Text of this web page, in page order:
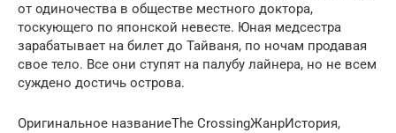
от одиночества в обществе местного доктора,
тоскующего по японской невесте. Юная медсестра
зарабатывает на билет до Тайваня, по ночам продавая
свое тело. Все они ступят на палубу лайнера, но не всем
суждено достичь острова.
Оригинальное названиеThe CrossingЖанрИстория,